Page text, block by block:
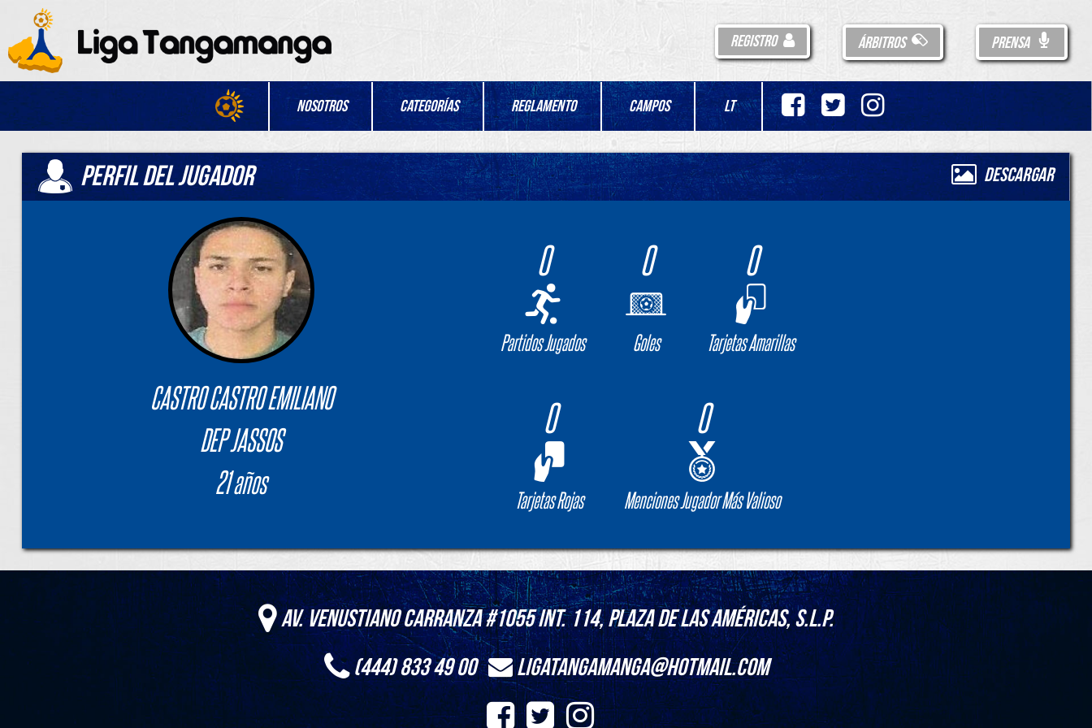
PRENSA
ÁRBITROS
REGISTRO
Nosotros Categorías Reglamento Campos LT
PERFIL DEL JUGADOR Descargar
CASTRO CASTRO EMILIANO
DEP JASSOS
21 años
0
Partidos Jugados
0
Goles
0
Tarjetas Amarillas
0
Tarjetas Rojas
0
Menciones Jugador Más Valioso
Av. Venustiano Carranza #1055 int. 114, Plaza de las Américas, S.L.P.
(444) 833 49 00
ligatangamanga@hotmail.com